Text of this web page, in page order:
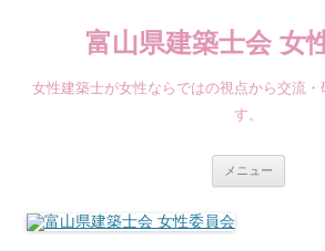
へ
ス
富山県建築士会 女
女性建築士が女性ならではの視点から交流・
す。
メニュー